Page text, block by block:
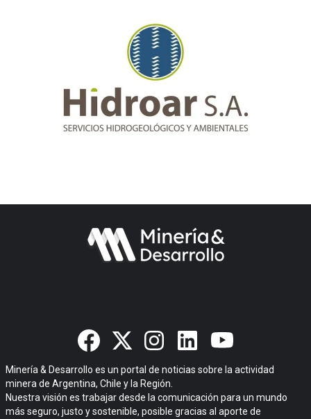
Minería & Desarrollo es un portal de noticias sobre la actividad
minera de Argentina, Chile y la Región.
Nuestra visión es trabajar desde la comunicación para un mundo
más seguro, justo y sostenible, posible gracias al aporte de